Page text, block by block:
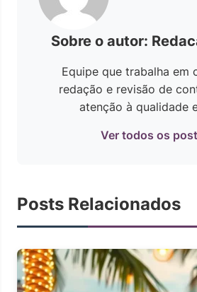
Sobre o autor:
Equipe que trabalha em
redação e revisão de
atenção à qualidade
Ver todos os
Posts Relacionados